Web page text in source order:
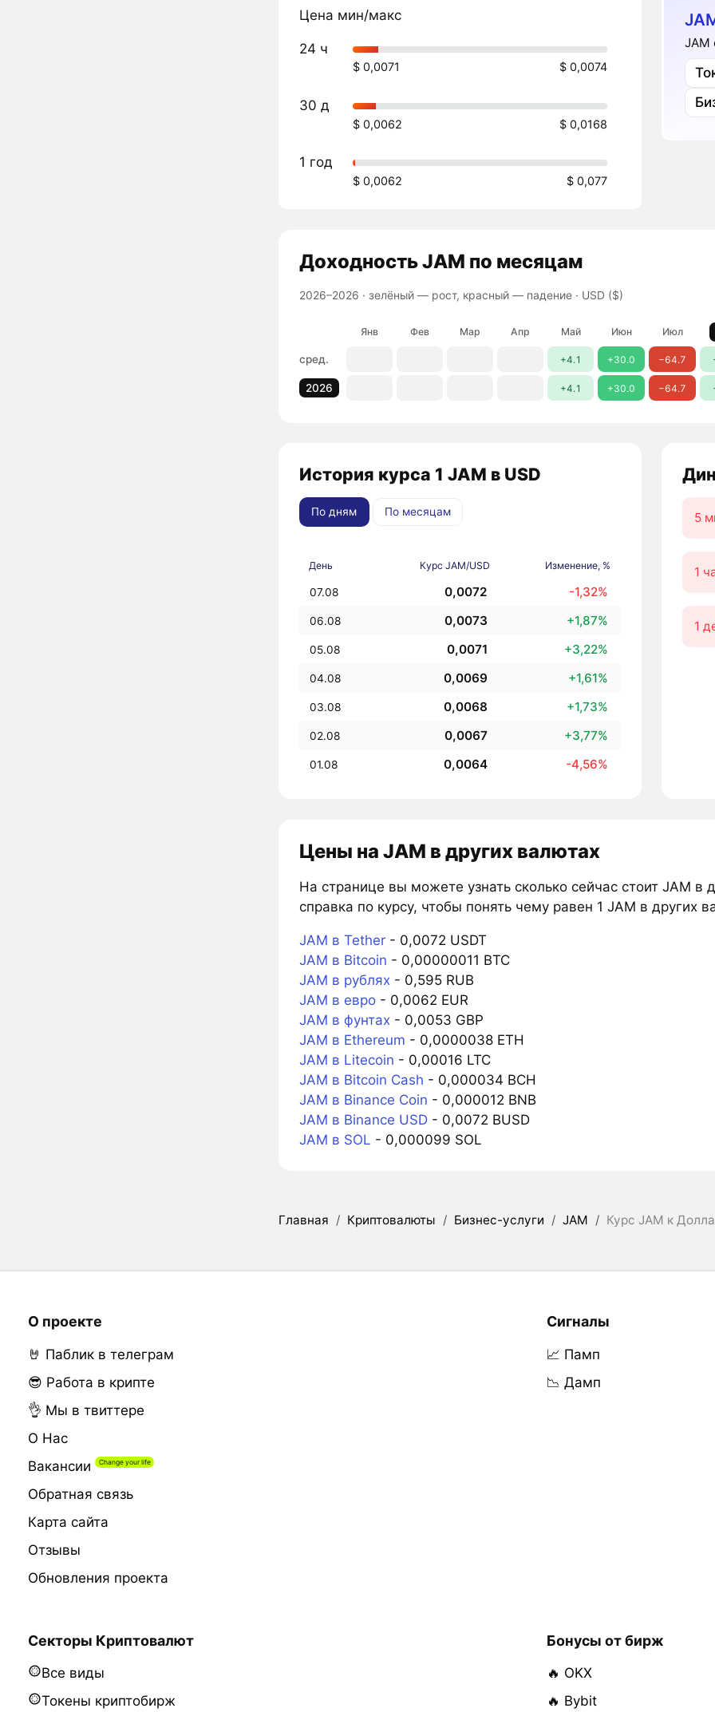
Цена мин/макс
24 ч
$ 0,0071 $ 0,0074
30 д
$ 0,0062 $ 0,0168
1 год
$ 0,0062 $ 0,077
JAM
ДоходностьJAM по месяцам
2026–2026 · зелёный — рост, красный — падение· USD ($)
Янв Фев Мар Апр Май Июн Июл
сред. +4.1 +30.0 −64.7
2026 +4.1 +30.0 −64.7
История курса 1 JAM в USD
По дням По месяцам
День Курс JAM/USD Изменение, %
07.08 0,0072 -1,32%
06.08 0,0073 +1,87%
05.08 0,0071 +3,22%
04.08 0,0069 +1,61%
03.08 0,0068 +1,73%
02.08 0,0067 +3,77%
01.08 0,0064 -4,56%
5
1
1
Цены на JAM в других валютах
На странице вы можете узнать сколько сейчас стоит JAM в
справка по курсу, чтобы понять чему равен 1 JAM в других
JAM в Tether- 0,0072 USDT
JAM в Bitcoin - 0,00000011 BTC
JAM в рублях- 0,595 RUB
JAM в евро- 0,0062 EUR
JAM в фунтах- 0,0053 GBP
JAM в Ethereum - 0,0000038 ETH
JAM в Litecoin - 0,00016 LTC
JAM в Bitcoin Cash - 0,000034 BCH
JAM в Binance Coin - 0,000012 BNB
JAM в Binance USD- 0,0072 BUSD
JAM в SOL - 0,000099 SOL
Главная / Криптовалюты / Бизнес-услуги / JAM / Курс JAM к
О проекте
🤘 Паблик в телеграм
😎 Работа в крипте
👌 Мы в твиттере
О Нас
Вакансии
Обратная связь
Карта сайта
Отзывы
Обновления проекта
Сигналы
📈 Памп
📉 Дамп
Секторы Криптовалют
Все виды
Токены криптобирж
Бонусы от бирж
🔥 OKX
🔥 Bybit